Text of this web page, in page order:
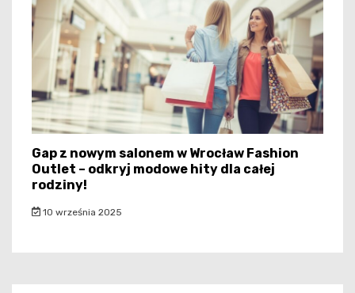
Gap z nowym salonem w Wrocław Fashion
Outlet – odkryj modowe hity dla całej
rodziny!
10 września 2025